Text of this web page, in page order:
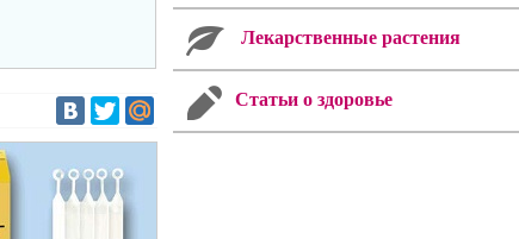
Лекарственные растения
Статьи о здоровье